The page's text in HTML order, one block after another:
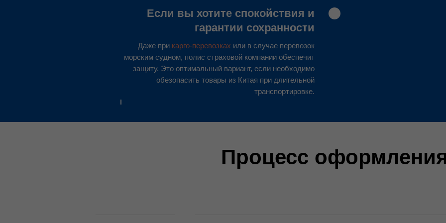
Если вы хотите спокойствия и
гарантии сохранности
Даже при карго-перевозках или в случае перевозок
морским судном, полис страховой компании обеспечит
защиту. Это оптимальный вариант, если необходимо
обезопасить товары из Китая при длительной
транспортировке.
Процесс